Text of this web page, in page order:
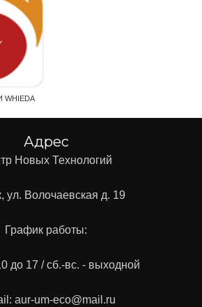
Адрес
Новых Технологий
ул. Волочаевская д. 19
График работы:
до 17 / сб.-вс. - выходной
aur-um-eco@mail.ru